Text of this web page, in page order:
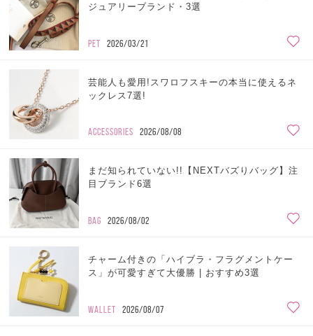
ジュアリーブランド・3選
PET 2026/03/21
芸能人も愛用!スワロフスキーの本当に使えるネ
ックレス7選!
ACCESSORIES 2026/08/08
まだ知られていない!!【NEXTバズりバッグ】注
目ブランド6選
BAG 2026/08/02
チャーム付きの「ハイブラ・フラグメントケー
ス」が可愛すぎて大優勝 | おすすめ3選
WALLET 2026/08/07